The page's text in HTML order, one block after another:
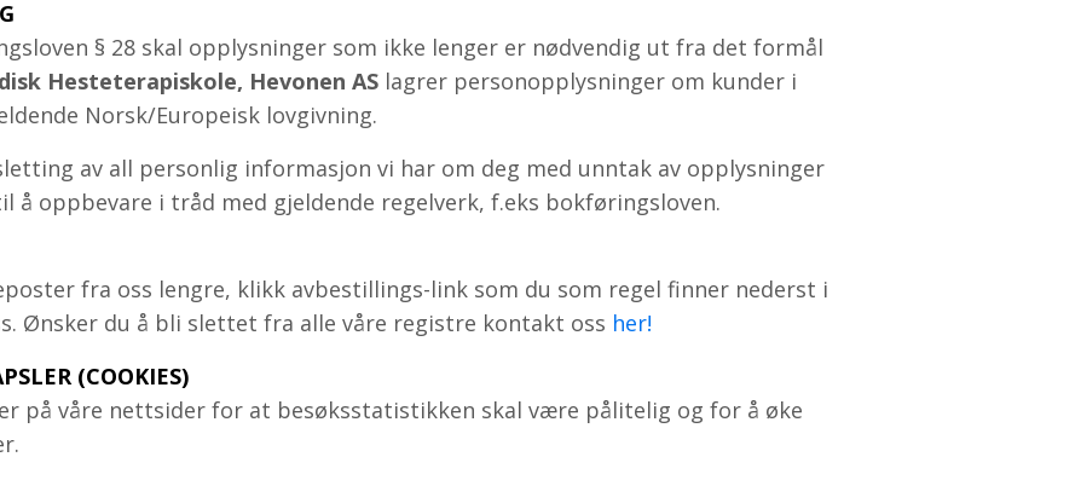
§ 28 skal opplysninger som ikke lenger er nødvendig ut fra det formål
Hesteterapiskole, Hevonen AS lagrer personopplysninger om kunder i
Norsk/Europeisk lovgivning.
av all personlig informasjon vi har om deg med unntak av opplysninger
å oppbevare i tråd med gjeldende regelverk, f.eks bokføringsloven.
fra oss lengre, klikk avbestillings-link som du som regel finner nederst i
Ønsker du å bli slettet fra alle våre registre kontakt oss her!
(COOKIES)
på våre nettsider for at besøksstatistikken skal være pålitelig og for å øke